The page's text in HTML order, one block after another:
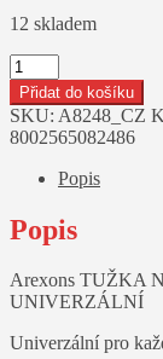
12 skladem
Tužka
na
odstraňování
škrábanců
množství
Přidat do košíku
SKU: A8248_CZ
8002565082486
Popis
Popis
Arexons TUŽKA
UNIVERZÁLNÍ
Univerzální pro